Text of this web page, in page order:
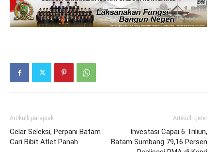
Artikulli paraprak
Gelar Seleksi, Perpani Batam
Cari Bibit Atlet Panah
Artikulli tjetër
Investasi Capai 6 Triliun,
Batam Sumbang 79,16 Persen